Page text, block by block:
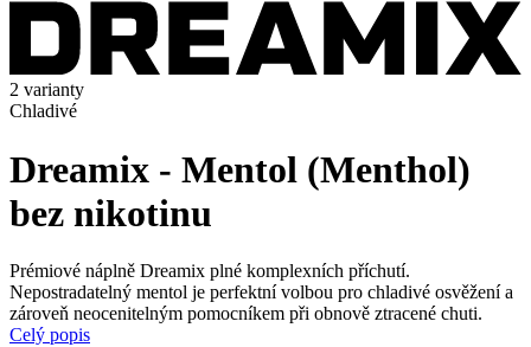
2 varianty
Chladivé
Dreamix - Mentol (Menthol)
bez nikotinu
Prémiové náplně Dreamix plné komplexních příchutí.
Nepostradatelný mentol je perfektní volbou pro chladivé osvěžení a
zároveň neocenitelným pomocníkem při obnově ztracené chuti.
Celý popis